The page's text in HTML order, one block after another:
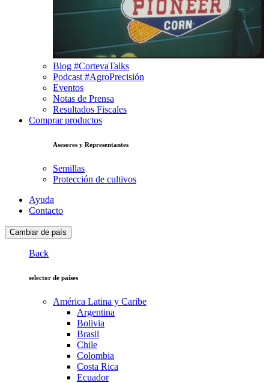
Blog #CortevaTalks
Podcast #AgroPrecisión
Eventos
Notas de Prensa
Resultados Fiscales
Comprar productos
Asesores y Representantes
Semillas
Protección de cultivos
Ayuda
Contacto
Cambiar de país
Back
selector de países
América Latina y Caribe
Argentina
Bolivia
Brasil
Chile
Colombia
Costa Rica
Ecuador